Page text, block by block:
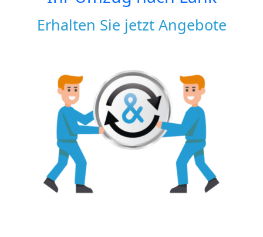
Erhalten Sie jetzt Angebote